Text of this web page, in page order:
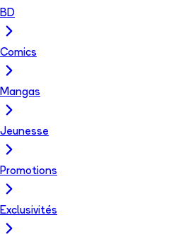
BD
Comics
Mangas
Jeunesse
Promotions
Exclusivités